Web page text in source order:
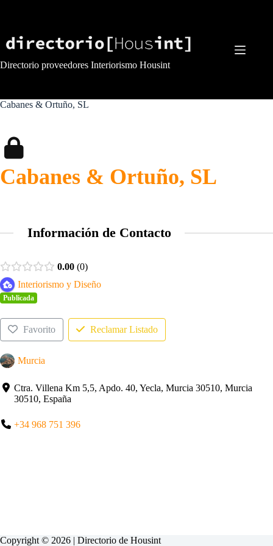
Directorio proveedores Interiorismo Housint
Cabanes & Ortuño, SL
Cabanes & Ortuño, SL
Información de Contacto
0.00 0
Interiorismo y Diseño
Publicada
Favorito Reclamar Listado
Murcia
Ctra. Villena Km 5,5, Apdo. 40, Yecla, Murcia 30510, Murcia
30510, España
+34 968 751 396
Copyright © 2026 | Directorio de Housint